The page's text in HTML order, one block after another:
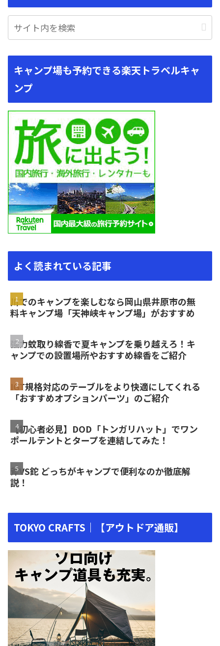
キャンプ場も予約できる楽天トラベルキャ
ンプ
よく読まれている記事
川でのキャンプを楽しむなら岡山県井原市の無
料キャンプ場「天神峡キャンプ場」がおすすめ
強力蚊取り線香で夏キャンプを乗り越えろ！キ
ャンプでの設置場所やおすすめ線香をご紹介
IGT規格対応のテーブルをより快適にしてくれる
「おすすめオプションパーツ」のご紹介
【初心者必見】DOD「トンガリハット」でワン
ポールテントとタープを連結してみた！
斧VS鉈 どっちがキャンプで便利なのか徹底解
説！
TOKYO CRAFTS｜【アウトドア通販】